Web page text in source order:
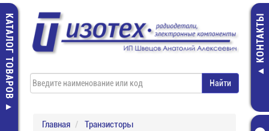
КАТАЛОГ ТОВАРОВ КОНТАКТЫ
Главная
Транзисторы